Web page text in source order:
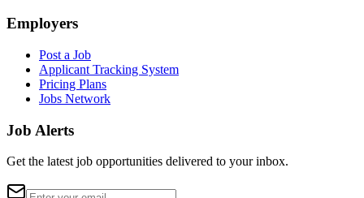
Employers
Post a Job
Applicant Tracking System
Pricing Plans
Jobs Network
Job Alerts
Get the latest job opportunities delivered to your inbox.